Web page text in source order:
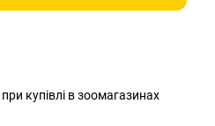
купівлі в зоомагазинах